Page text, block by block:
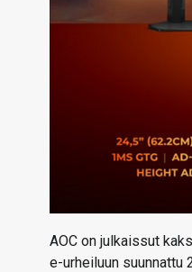
AOC on julkaissut
e-urheiluun suunnattu